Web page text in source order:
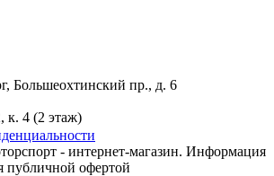
Большеохтинский пр., д. 6
к. 4 (2 этаж)
- интернет-магазин. Информация
публичной офертой